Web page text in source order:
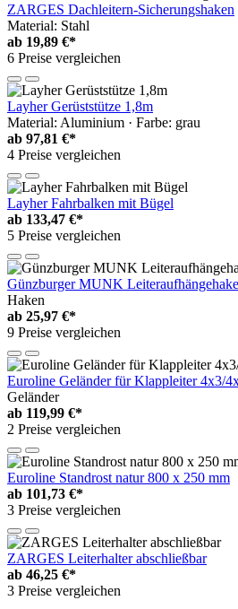
ZARGES Dachleitern-Sicherungshaken
Material: Stahl
ab 19,89 €*
6 Preise vergleichen
Layher Gerüststütze 1,8m
Material: Aluminium · Farbe: grau
ab 97,81 €*
4 Preise vergleichen
Layher Fahrbalken mit Bügel
ab 133,47 €*
5 Preise vergleichen
Günzburger MUNK
Haken
ab 25,97 €*
9 Preise vergleichen
Euroline Geländer für Klappleiter 4x3/
Geländer
ab 119,99 €*
2 Preise vergleichen
Euroline Standrost natur 800 x 250 mm
ab 101,73 €*
3 Preise vergleichen
ZARGES Leiterhalter abschließbar
ab 46,25 €*
3 Preise vergleichen